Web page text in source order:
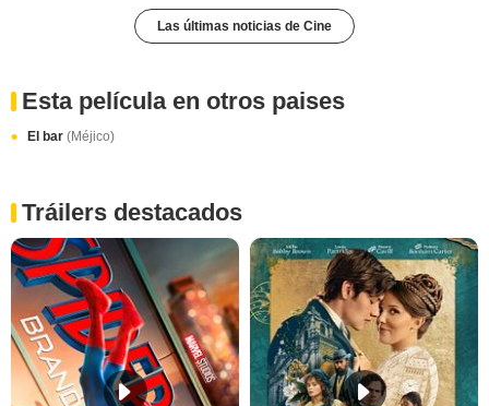
Las últimas noticias de Cine
Esta película en otros paises
El bar (Méjico)
Tráilers destacados